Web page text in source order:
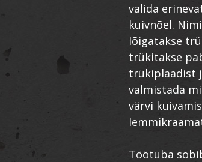
valida
kuivnõel.
lõigatakse
trükitakse
trükiplaadist
valmistada
värvi
Töötuba